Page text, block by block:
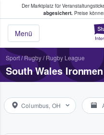
Der Marktplatz für
abgesichert.Preise
Menü
Tickets kaufen
Sport/Rugby/ Rugby League
South Wales
Columbus, OH